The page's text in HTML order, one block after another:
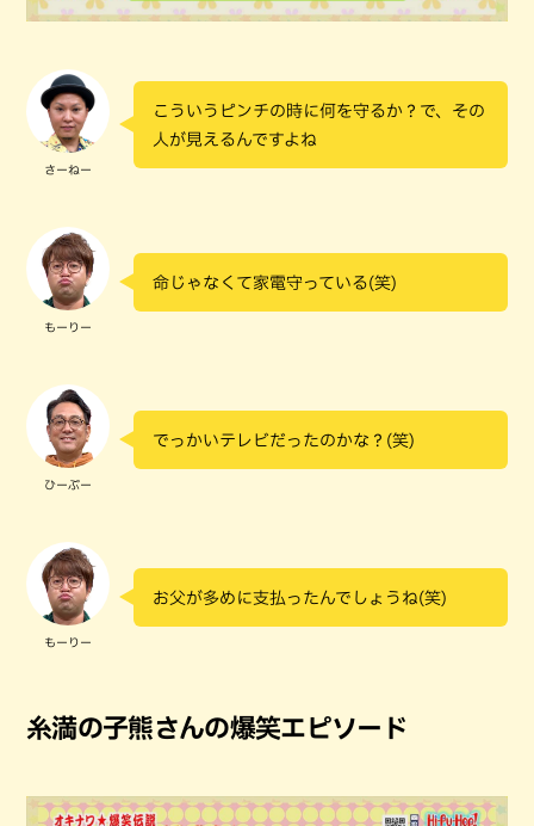
さーねー
こういうピンチの時に何を守るか？で、その
人が見えるんですよね
もーりー
命じゃなくて家電守っている(笑)
ひーぷー
でっかいテレビだったのかな？(笑)
もーりー
お父が多めに支払ったんでしょうね(笑)
糸満の子熊さんの爆笑エピソード